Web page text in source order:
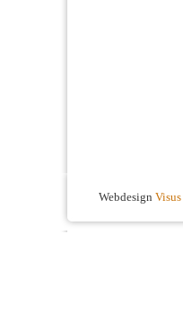
Webdesign Visus